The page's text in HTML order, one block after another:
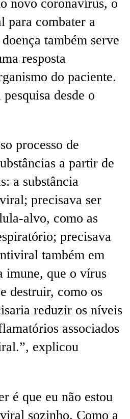
novo coronavírus, o
para combater a
também serve
resposta
do paciente.
desde o
processo de
a partir de
a substância
precisava ser
alvo, como as
precisava
também em
imune, que o vírus
destruir, como os
reduzir os níveis
associados
explicou
é que eu não estou
sozinho. Como a